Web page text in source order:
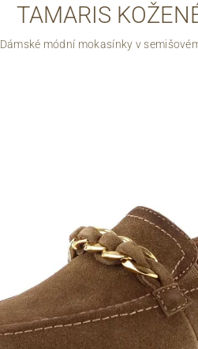
TAMARIS
Dámské módní mokasínky v